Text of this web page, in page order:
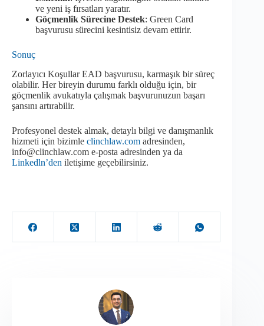
ve yeni iş fırsatları yaratır.
Göçmenlik Sürecine Destek: Green Card
başvurusu sürecini kesintisiz devam ettirir.
Sonuç
Zorlayıcı Koşullar EAD başvurusu, karmaşık bir süreç
olabilir. Her bireyin durumu farklı olduğu için, bir
göçmenlik avukatıyla çalışmak başvurunuzun başarı
şansını artırabilir.
Profesyonel destek almak, detaylı bilgi ve danışmanlık
hizmeti için bizimle clinchlaw.com adresinden,
info@clinchlaw.com e-posta adresinden ya da
Linkedln’den iletişime geçebilirsiniz.